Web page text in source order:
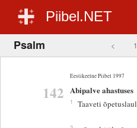
Piibel.NET
Psalm < 1
Eestikeelne Piibel 1997
142 Abipalve ahastuses
1 Taaveti